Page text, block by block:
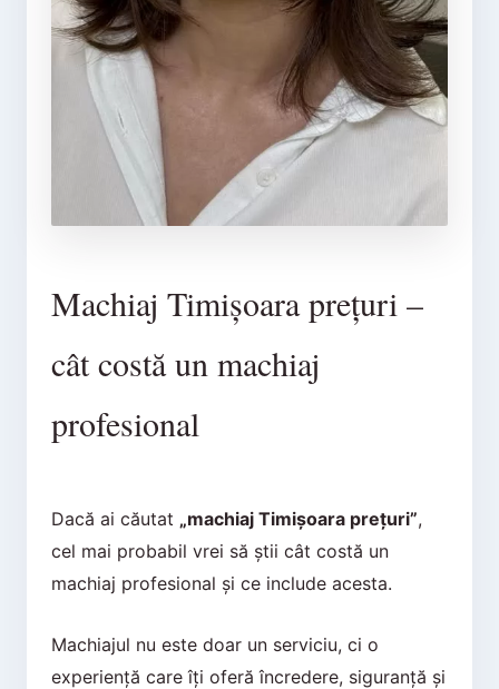
Machiaj Timișoara prețuri –
cât costă un machiaj
profesional
Dacă ai căutat „machiaj Timișoara prețuri”,
cel mai probabil vrei să știi cât costă un
machiaj profesional și ce include acesta.
Machiajul nu este doar un serviciu, ci o
experiență care îți oferă încredere, siguranță și